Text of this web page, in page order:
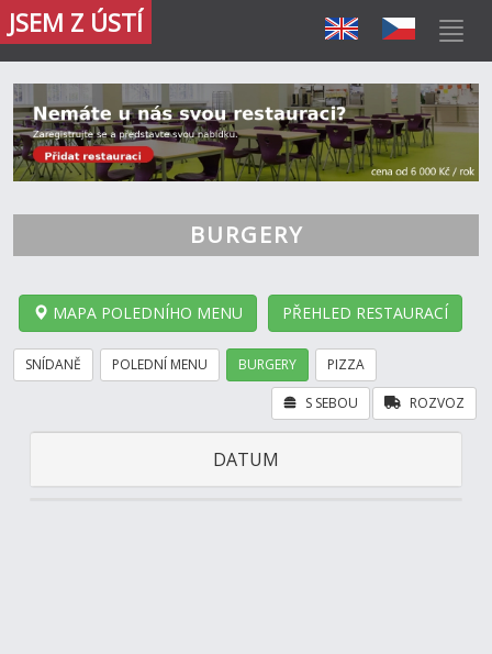
JSEM Z ÚSTÍ
BURGERY
MAPA POLEDNÍHO MENU PŘEHLED RESTAURACÍ
SNÍDANĚ POLEDNÍ MENU BURGERY PIZZA
ROZVOZ
S SEBOU
DATUM